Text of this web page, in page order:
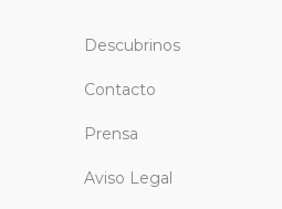
Descubrinos
Contacto
Prensa
Aviso Legal